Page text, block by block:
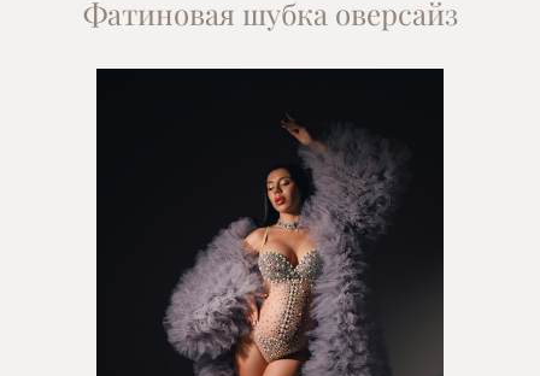
Фатиновая шубка оверсайз